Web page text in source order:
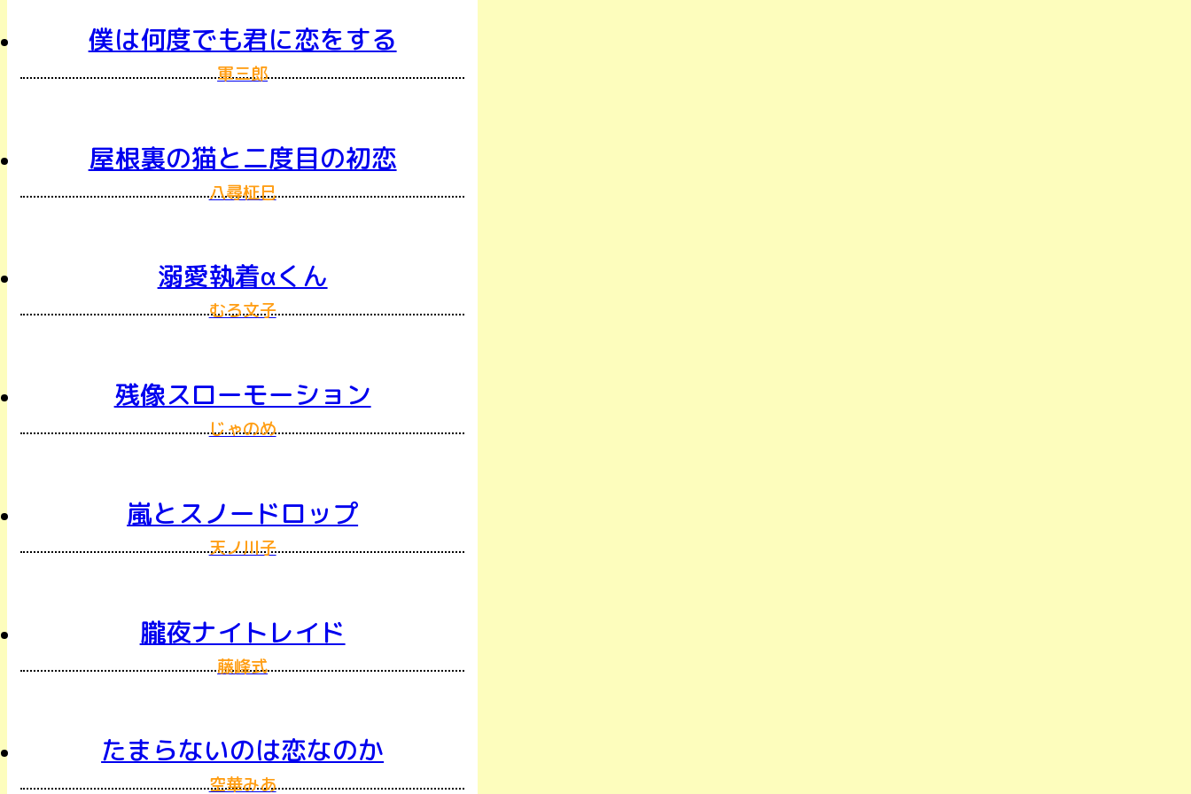
僕は何度でも君に恋をする
軍三郎
屋根裏の猫と二度目の初恋
八尋柾巳
溺愛執着αくん
むろ文子
残像スローモーション
じゃのめ
嵐とスノードロップ
天ノ川子
朧夜ナイトレイド
藤峰式
たまらないのは恋なのか
空華みあ